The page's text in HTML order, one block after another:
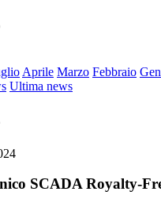
Aprile Marzo Febbraio
Ultima news
SCADARoyalty-